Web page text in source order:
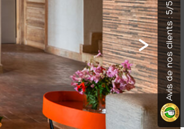
Avis de nos clients : 5/5